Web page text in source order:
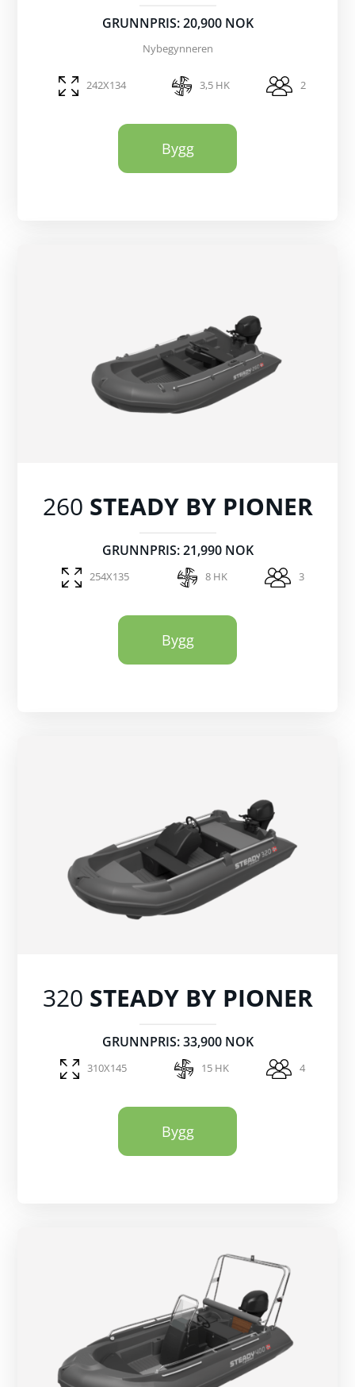
GRUNNPRIS: 20,900 NOK
Nybegynneren
242X134 3,5 HK 2
Bygg
260 STEADY BY PIONER
GRUNNPRIS: 21,990 NOK
254X135 8 HK 3
Bygg
320 STEADY BY PIONER
GRUNNPRIS: 33,900 NOK
310X145 15 HK 4
Bygg